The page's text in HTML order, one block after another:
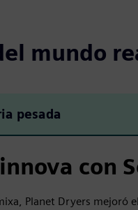
mundo
pesada
con
Planet Dryers